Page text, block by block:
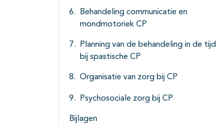
Behandeling communicatie en
mondmotoriek CP
Planning van de behandeling in de tijd
bij spastische CP
Organisatie van zorg bij CP
Psychosociale zorg bij CP
Bijlagen